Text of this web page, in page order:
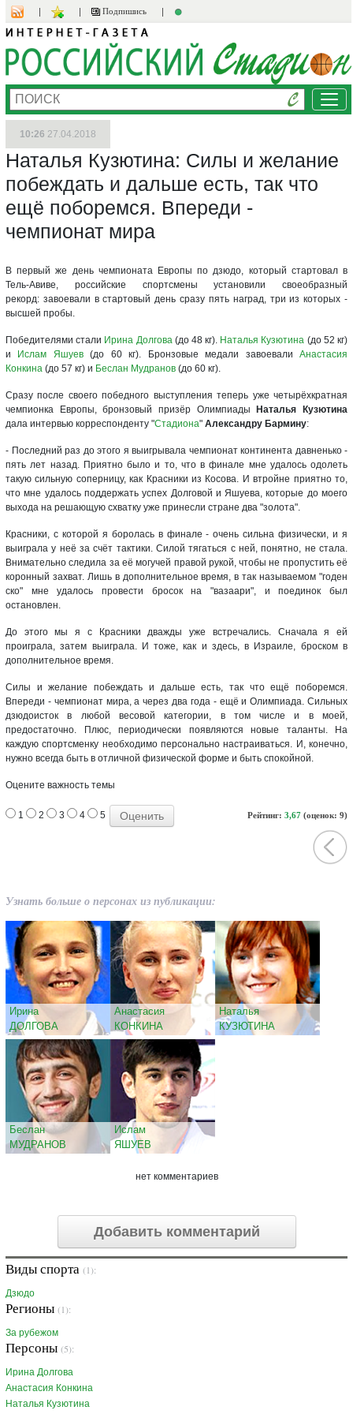
Подпишись
10:26 27.04.2018
Наталья Кузютина: Силы и желание
побеждать и дальше есть, так что
ещё поборемся. Впереди -
чемпионат мира
В первый же день чемпионата Европы по дзюдо, который стартовал в
Тель-Авиве, российские спортсмены установили своеобразный
рекорд: завоевали в стартовый день сразу пять наград, три из которых -
высшей пробы.
Победителями стали Ирина Долгова(до 48 кг). Наталья Кузютина (до 52 кг)
и
Ислам Яшуев(до 60 кг). Бронзовые медали завоевалиАнастасия
Конкина (до 57 кг) и Беслан Мудранов (до 60 кг).
Сразу после своего победного выступления теперь уже четырёхкратная
чемпионка Европы, бронзовый призёр Олимпиады
Наталья Кузютина
дала интервью корреспонденту "Стадиона" Александру Бармину:
- Последний раз до этого я выигрывала чемпионат континента давненько -
пять лет назад. Приятно было и то, что в финале мне удалось одолеть
такую сильную соперницу, как Красники из Косова. И втройне приятно то,
что мне удалось поддержать успех Долговой и Яшуева, которые до моего
выхода на решающую схватку уже принесли стране два "золота".
Красники, с которой я боролась в финале - очень сильна физически, и я
выиграла у неё за счёт тактики. Силой тягаться с ней, понятно, не стала.
Внимательно следила за её могучей правой рукой, чтобы не пропустить её
коронный захват. Лишь в дополнительное время, в так называемом "годен
ско" мне удалось провести бросок на "вазаари", и поединок был
остановлен.
До этого мы я с Красники дважды уже встречались. Сначала я ей
проиграла, затем выиграла. И тоже, как и здесь, в Израиле, броском в
дополнительное время.
Силы и желание побеждать и дальше есть, так что ещё поборемся.
Впереди - чемпионат мира, а через два года - ещё и Олимпиада. Сильных
дзюдоисток в любой весовой категории, в том числе и в моей,
предостаточно. Плюс, периодически появляются новые таланты. На
каждую спортсменку необходимо персонально настраиваться. И, конечно,
нужно всегда быть в отличной физической форме и быть спокойной.
Оцените важность темы
Рейтинг: 3,67 (оценок: 9)
1 2 3 4 5
Узнать больше о персонах из публикации:
Ирина
ДОЛГОВА
Анастасия
КОНКИНА
Наталья
КУЗЮТИНА
Беслан
МУДРАНОВ
Ислам
ЯШУЕВ
нет комментариев
Добавить комментарий
Виды спорта (1):
Дзюдо
Регионы (1):
За рубежом
Персоны (5):
Ирина Долгова
Анастасия Конкина
Наталья Кузютина